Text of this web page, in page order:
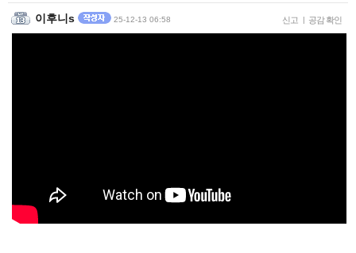
이후니s 25-12-13 06:58 신고 | 공감 확인